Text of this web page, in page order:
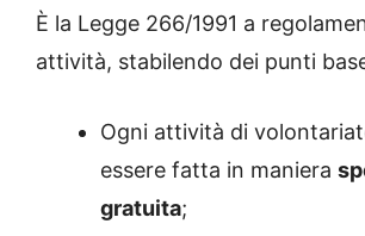
È la Legge 266/1991 a
attività, stabilendo dei punti
Ogni attività di
essere fatta in maniera
gratuita;